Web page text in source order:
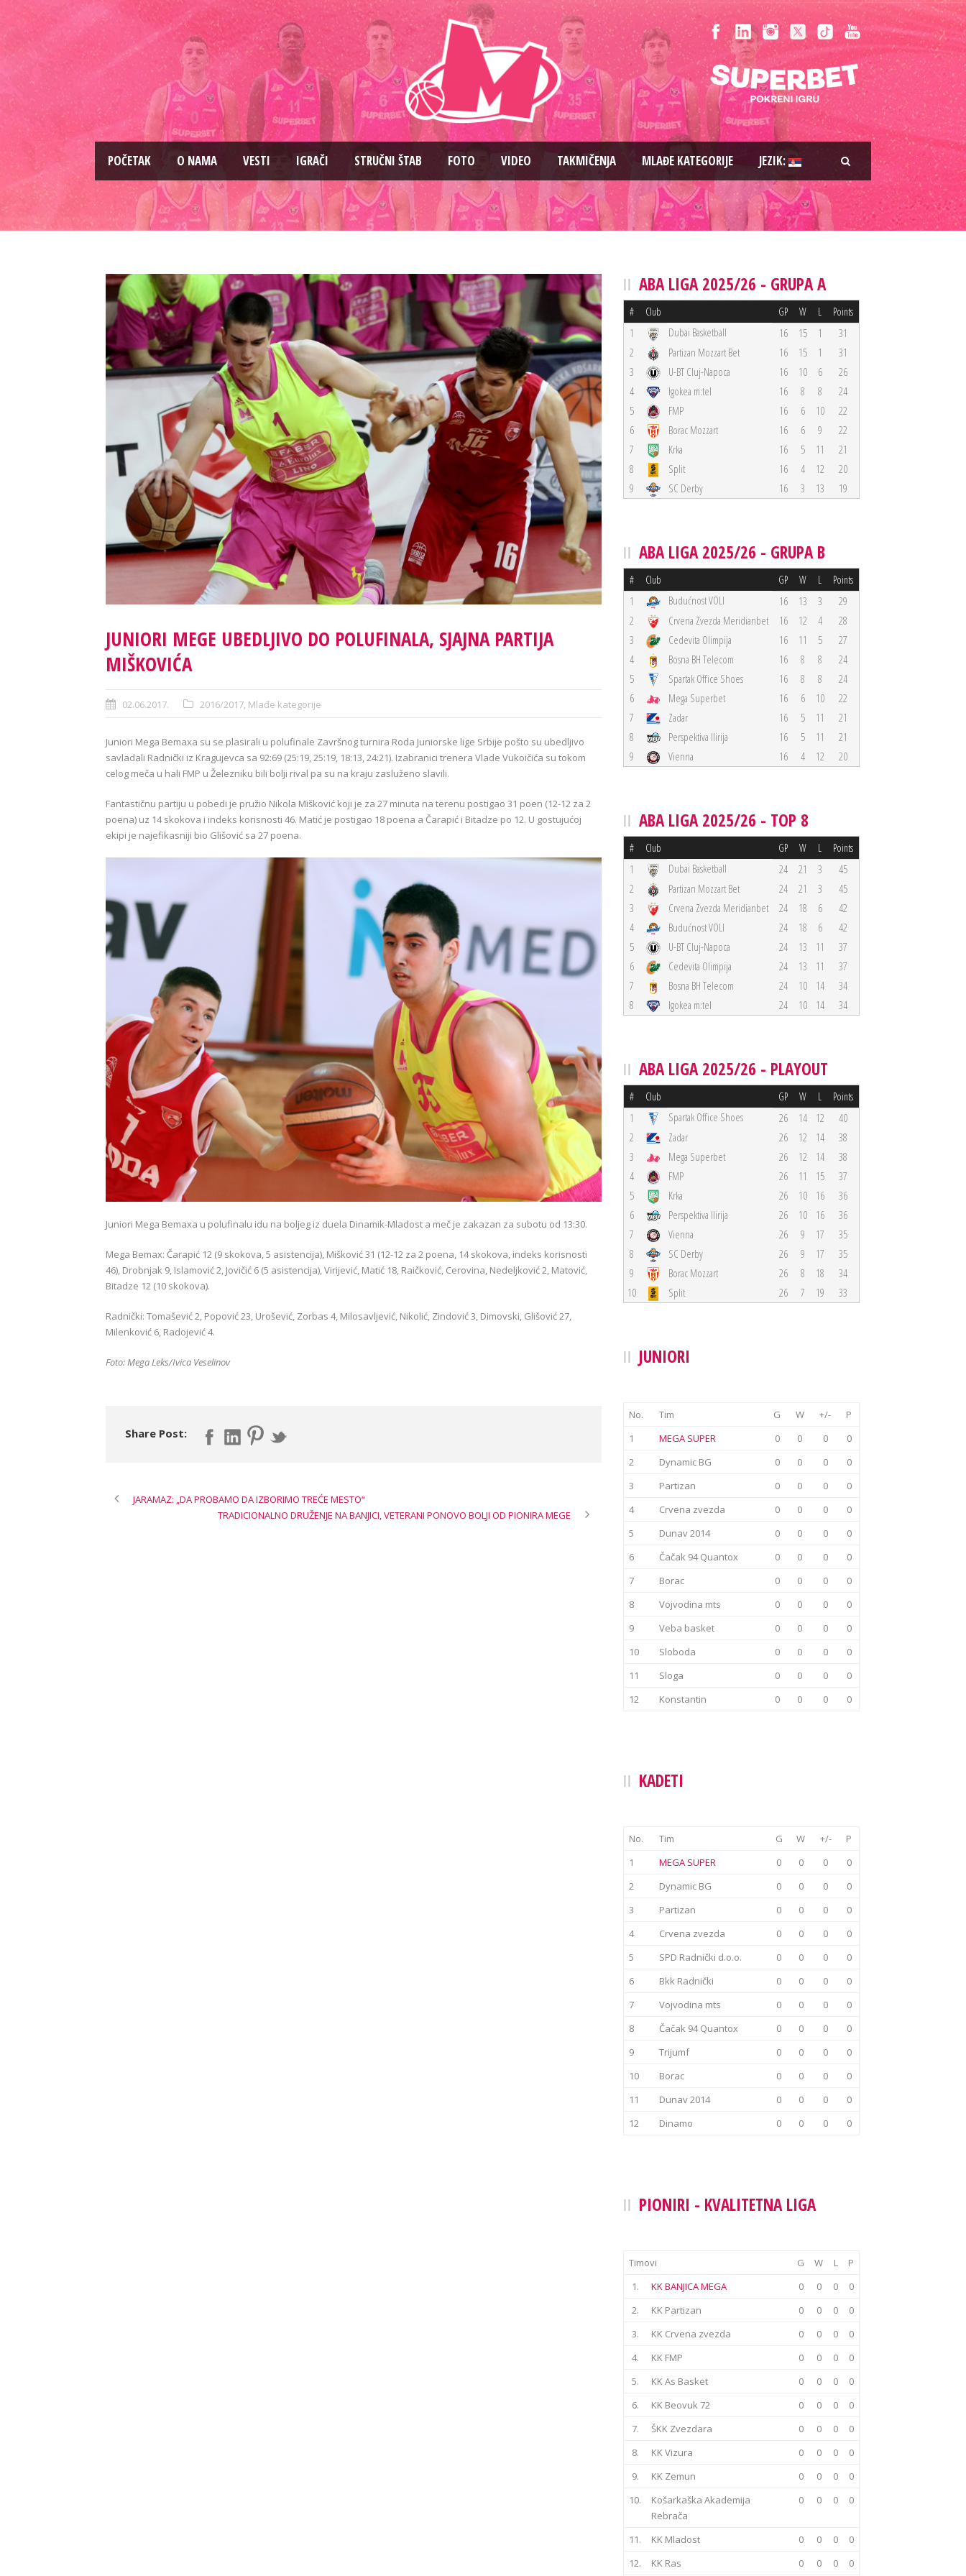
PОČETAK O NAMA VESTI IGRAČI STRUČNI ŠTAB FOTO VIDEO TAKMIČENJA MLAĐE KATEGORIJE JEZIK:
JUNIORI MEGE UBEDLJIVO DO POLUFINALA, SJAJNA PARTIJA
MIŠKOVIĆA
02.06.2017. 2016/2017, Mlađe kategorije
Juniori Mega Bemaxa su se plasirali u polufinale Završnog turnira Roda Juniorske lige Srbije pošto su ubedljivo
savladali Radnički iz Kragujevca sa 92:69 (25:19, 25:19, 18:13, 24:21). Izabranici trenera Vlade Vukoičića su tokom
celog meča u hali FMP u Železniku bili bolji rival pa su na kraju zasluženo slavili.
Fantastičnu partiju u pobedi je pružio Nikola Mišković koji je za 27 minuta na terenu postigao 31 poen (12-12 za 2
poena) uz 14 skokova i indeks korisnosti 46. Matić je postigao 18 poena a Čarapić i Bitadze po 12. U gostujućoj
ekipi je najefikasniji bio Glišović sa 27 poena.
Juniori Mega Bemaxa u polufinalu idu na boljeg iz duela Dinamik-Mladost a meč je zakazan za subotu od 13:30.
Mega Bemax: Čarapić 12 (9 skokova, 5 asistencija), Mišković 31 (12-12 za 2 poena, 14 skokova, indeks korisnosti
46), Drobnjak 9, Islamović 2, Jovičić 6 (5 asistencija), Virijević, Matić 18, Raičković, Cerovina, Nedeljković 2, Matović,
Bitadze 12 (10 skokova).
Radnički: Tomašević 2, Popović 23, Urošević, Zorbas 4, Milosavljević, Nikolić, Zindović 3, Dimovski, Glišović 27,
Milenković 6, Radojević 4.
Foto: Mega Leks/Ivica Veselinov
Share Post:
JARAMAZ: „DA PROBAMO DA IZBORIMO TREĆE MESTO“
TRADICIONALNO DRUŽENJE NA BANJICI, VETERANI PONOVO BOLJI OD PIONIRA MEGE
ABA LIGA 2025/26 - GRUPA A
# Club GP W L Points
1 Dubai Basketball 16 15 1
31
2
Partizan Mozzart Bet 16 15 1
31
3
U-BT Cluj-Napoca 16 10 6
26
4
Igokea m:tel 16 8 8
24
5
FMP 16 6 10
22
6
Borac Mozzart 16 6 9
22
7
Krka 16 5 11
21
8
Split 16 4 12
20
9
SC Derby 16 3 13 19
ABA LIGA 2025/26 - GRUPA B
# Club GP W L Points
1 Budućnost VOLI 16 13 3
29
2
Crvena Zvezda Meridianbet 16 12 4
28
3
Cedevita Olimpija 16 11 5
27
4
Bosna BH Telecom 16 8 8
24
5
Spartak Office Shoes 16 8 8
24
6
Mega Superbet 16 6 10
22
7
Zadar 16 5 11
21
8
Perspektiva Ilirija 16 5 11
21
9
Vienna 16 4 12 20
ABA LIGA 2025/26 - TOP 8
# Club GP W L Points
1 Dubai Basketball 24 21 3
45
2
Partizan Mozzart Bet 24 21 3
45
3
Crvena Zvezda Meridianbet 24 18 6
42
4
Budućnost VOLI 24 18 6
42
5
U-BT Cluj-Napoca 24 13 11
37
6
Cedevita Olimpija 24 13 11
37
7
Bosna BH Telecom 24 10 14
34
8
Igokea m:tel 24 10 14 34
ABA LIGA 2025/26 - PLAYOUT
# Club GP W L Points
1 Spartak Office Shoes 26 14 12
40
2
Zadar 26 12 14
38
3
Mega Superbet 26 12 14
38
4
FMP 26 11 15
37
5
Krka 26 10 16
36
6
Perspektiva Ilirija 26 10 16
36
7
Vienna 26 9 17
35
8
SC Derby 26 9 17
35
9
Borac Mozzart 26 8 18
34
10
Split 26 7 19 33
JUNIORI
No. Tim G W +/-
P
1
MEGA SUPER 0 0 0
0
2
Dynamic BG 0 0 0
0
3
Partizan 0 0 0
0
4
Crvena zvezda 0 0 0
0
5
Dunav 2014 0 0 0
0
6
Čačak 94 Quantox 0 0 0
0
7
Borac 0 0 0
0
8
Vojvodina mts 0 0 0
0
9
Veba basket 0 0 0
0
10
Sloboda 0 0 0
0
11
Sloga 0 0 0
0
12
Konstantin 0 0 0 0
KADETI
No. Tim G W +/-
P
1
MEGA SUPER 0 0 0
0
2
Dynamic BG 0 0 0
0
3
Partizan 0 0 0
0
4
Crvena zvezda 0 0 0
0
5
SPD Radnički d.o.o. 0 0 0
0
6
Bkk Radnički 0 0 0
0
7
Vojvodina mts 0 0 0
0
8
Čačak 94 Quantox 0 0 0
0
9
Trijumf 0 0 0
0
10
Borac 0 0 0
0
11
Dunav 2014 0 0 0
0
12
Dinamo 0 0 0 0
PIONIRI - KVALITETNA LIGA
Timovi G W L
P
1.
KK BANJICA MEGA 0 0 0
0
2.
KK Partizan 0 0 0
0
3.
KK Crvena zvezda 0 0 0
0
4.
KK FMP 0 0 0
0
5.
KK As Basket 0 0 0
0
6.
KK Beovuk 72 0 0 0
0
7.
ŠKK Zvezdara 0 0 0
0
8.
KK Vizura 0 0 0
0
9.
KK Zemun 0 0 0
0
10.
Košarkaška Akademija
Rebrača
0 0 0 0
11. KK Mladost 0 0 0
0
12.
KK Ras 0 0 0 0